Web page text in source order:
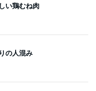
い鶏むね肉
の人混み